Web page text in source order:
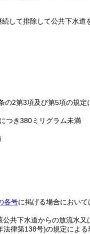
して排除して公共下水
2第3項及び第5項の規
つき380ミリグラム未満
各号に掲げる場合において
共下水道からの放流水
法律第138号)の規定によ